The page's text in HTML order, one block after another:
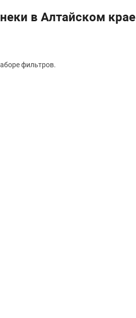
в Алтайском крае
фильтров.